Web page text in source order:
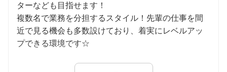
ターなども目指せます！
複数名で業務を分担するスタイル！先輩の仕事を間
近で見る機会も多数設けており、着実にレベルアッ
プできる環境です☆